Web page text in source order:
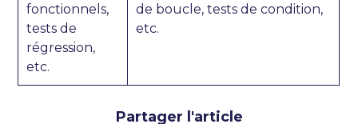
Partager l'article
fonctionnels,
tests de
régression,
etc.
de boucle, tests de condition,
etc.